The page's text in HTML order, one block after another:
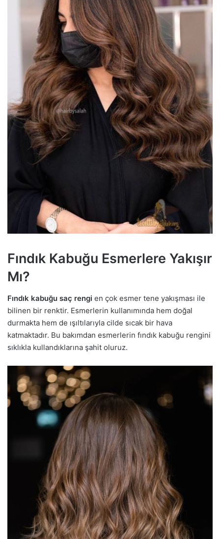
Fındık Kabuğu Esmerlere Yakışır
Mı?
Fındık kabuğu saç rengi en çok esmer tene yakışması ile
bilinen bir renktir. Esmerlerin kullanımında hem doğal
durmakta hem de ışıltılarıyla cilde sıcak bir hava
katmaktadır. Bu bakımdan esmerlerin fındık kabuğu rengini
sıklıkla kullandıklarına şahit oluruz.